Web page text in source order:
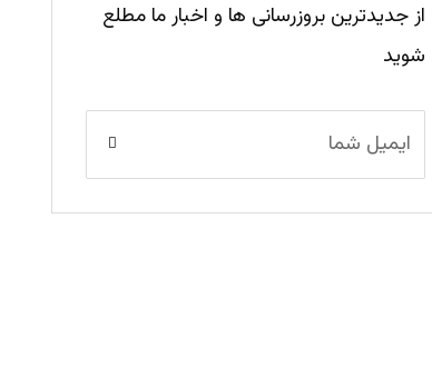
از جدیدترین بروزرسانی ها و اخبار ما مطلع
شوید